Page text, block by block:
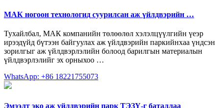
МАК ногоон технологид суурилсан аж үйлдвэрийн …
Тухайлбал, МАК компанийн төлөөлөл хэлэлцүүлгийн үеэр
ирээдүйд бүтээн байгуулах аж үйлдвэрийн паркийнхаа үндсэн
зорилгыг аж үйлдвэрлэлийн болоод барилгын материалын
үйлдвэрлэлийг эх орныхоо …
WhatsApp: +86 18221755073
Эмээлт эко аж үйлдвэрийн парк ТЭЗҮ-г баталлаа